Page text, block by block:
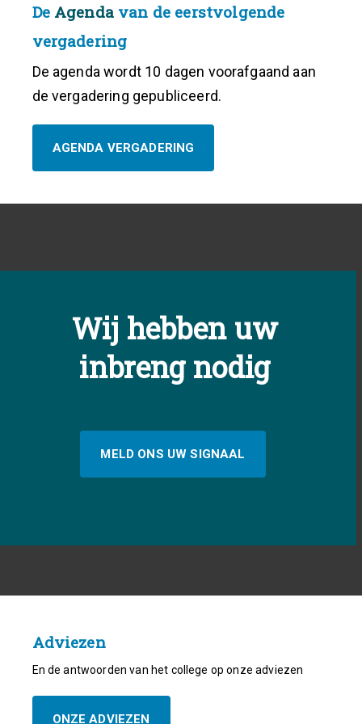
De Agendavan de eerstvolgende
vergadering
De agenda wordt 10 dagen voorafgaand aan
de vergadering gepubliceerd.
AGENDA VERGADERING
Wij hebben uw
inbreng nodig
MELD ONS UW SIGNAAL
Adviezen
En de antwoorden van het college op onze adviezen
ONZE ADVIEZEN